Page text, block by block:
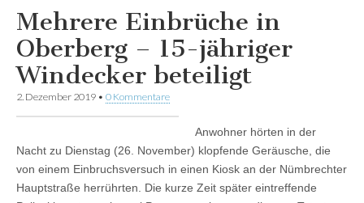
Mehrere Einbrüche in
Oberberg – 15-jähriger
Windecker beteiligt
2. Dezember 2019 • 0 Kommentare
Anwohner hörten in der
Nacht zu Dienstag (26. November) klopfende Geräusche, die
von einem Einbruchsversuch in einen Kiosk an der Nümbrechter
Hauptstraße herrührten. Die kurze Zeit später eintreffende